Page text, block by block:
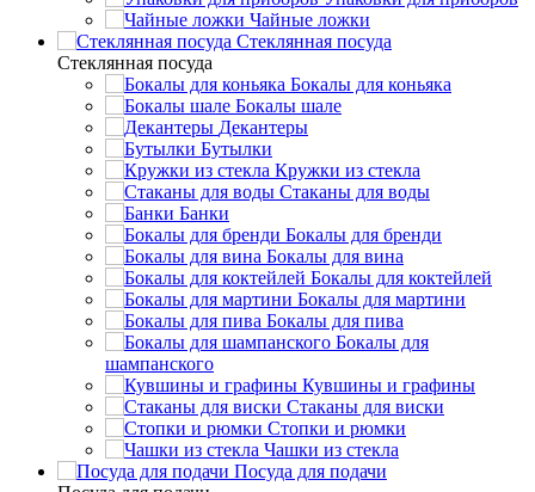
Чайные ложки
Стеклянная посуда
Стеклянная посуда
Бокалы для коньяка
Бокалы шале
Декантеры
Бутылки
Кружки из стекла
Стаканы для воды
Банки
Бокалы для бренди
Бокалы для вина
Бокалы для коктейлей
Бокалы для мартини
Бокалы для пива
Бокалы для
шампанского
Кувшины и графины
Стаканы для виски
Стопки и рюмки
Чашки из стекла
Посуда для подачи